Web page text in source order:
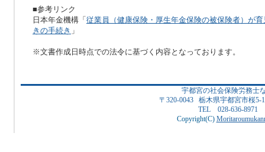
■参考リンク
日本年金機構「 従業員（健康保険・厚生年金保険の被保険者）が
きの手続き 」
※文書作成日時点での法令に基づく内容となっております。
宇都宮の社会保険労務士
〒320-0043 栃木県宇都宮市桜
TEL 028-636-8971
Copyright(C)